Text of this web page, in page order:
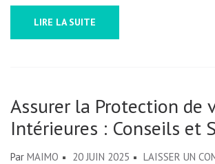
LIRE LA SUITE
Assurer la Protection de
Intérieures : Conseils et
Par MAIMO 20 JUIN 2025 LAISSER UN